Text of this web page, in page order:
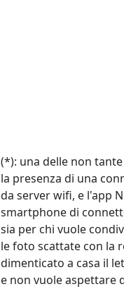
(*): una delle non
la presenza di una
da server wifi, e l'app
smartphone di
sia per chi vuole
le foto scattate con la
dimenticato a casa il
e non vuole aspettare